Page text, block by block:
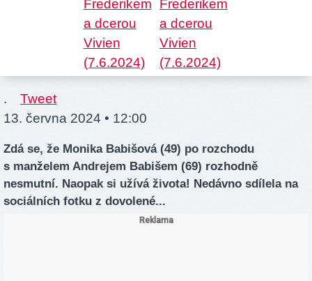
.
Tweet
13. června 2024 • 12:00
Zdá se, že Monika Babišová (49) po rozchodu
s manželem Andrejem Babišem (69) rozhodně
nesmutní. Naopak si užívá života! Nedávno sdílela na
sociálních fotku z dovolené...